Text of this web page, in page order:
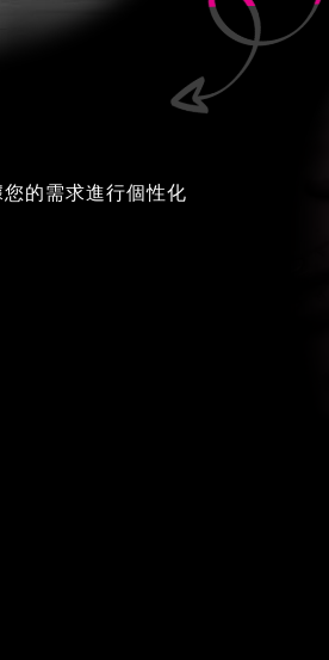
的需求進行個性化